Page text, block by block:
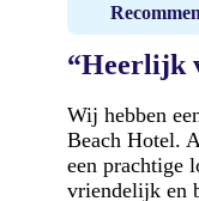
“Heerlijk
Wij hebben
Beach Hotel.
een prachtige
vriendelijk en